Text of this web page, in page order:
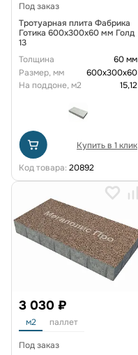
Под заказ
Тротуарная плита Фабрика
Готика 600х300х60 мм Голд
13
Толщина
60 мм
Размер, мм
600х300х60
На поддоне, м2
15,12
Купить в 1 клик
Код товара: 20892
3 030 ₽
м2 паллет
Под заказ